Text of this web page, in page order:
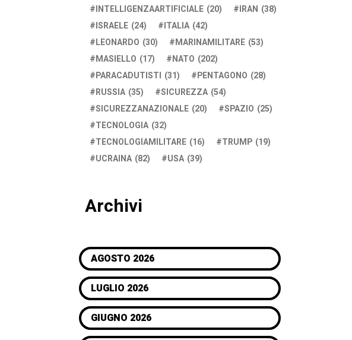
INTELLIGENZAARTIFICIALE (20) IRAN (38)
ISRAELE (24) ITALIA (42)
LEONARDO (30) MARINAMILITARE (53)
MASIELLO (17) NATO (202)
PARACADUTISTI (31) PENTAGONO (28)
RUSSIA (35) SICUREZZA (54)
SICUREZZANAZIONALE (20) SPAZIO (25)
TECNOLOGIA (32)
TECNOLOGIAMILITARE (16) TRUMP (19)
UCRAINA (82) USA (39)
Archivi
AGOSTO 2026
LUGLIO 2026
GIUGNO 2026